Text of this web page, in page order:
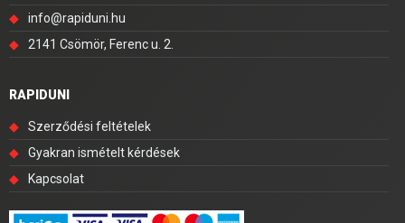
◆
info@rapiduni.hu
◆
2141 Csömör, Ferenc u. 2.
RAPIDUNI
◆
Szerződési feltételek
◆
Gyakran ismételt kérdések
◆
Kapcsolat